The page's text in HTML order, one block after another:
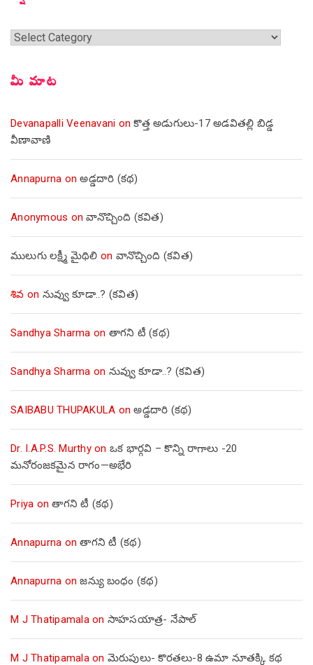
శీర్షికలు
మీ మాట
Devanapalli Veenavani onకొత్త అడుగులు-17 అడవితల్లి బిడ్డ
వీణావాణి
Annapurna onఅడ్డదారి (కథ)
Anonymous onవానొచ్చింది (కవిత)
ములుగు లక్ష్మీ మైథిలి on వానొచ్చింది (కవిత)
శివ on నువ్వు కూడా..? (కవిత)
Sandhya Sharma on తాగని టీ (కథ)
Sandhya Sharma on నువ్వు కూడా..? (కవిత)
SAIBABU THUPAKULA onఅడ్డదారి (కథ)
Dr. I.A.P.S. Murthyon ఒక భార్గవి – కొన్ని రాగాలు -20
మనోరంజకమైన రాగం—అభేరి
Priya onతాగని టీ (కథ)
Annapurna onతాగని టీ (కథ)
Annapurna onజన్యు బంధం (కథ)
M J Thatipamalaon సాహసయాత్ర- నేపాల్‌
M J Thatipamalaon మెరుపులు- కొరతలు-8 ఉమా నూతక్కి కథ